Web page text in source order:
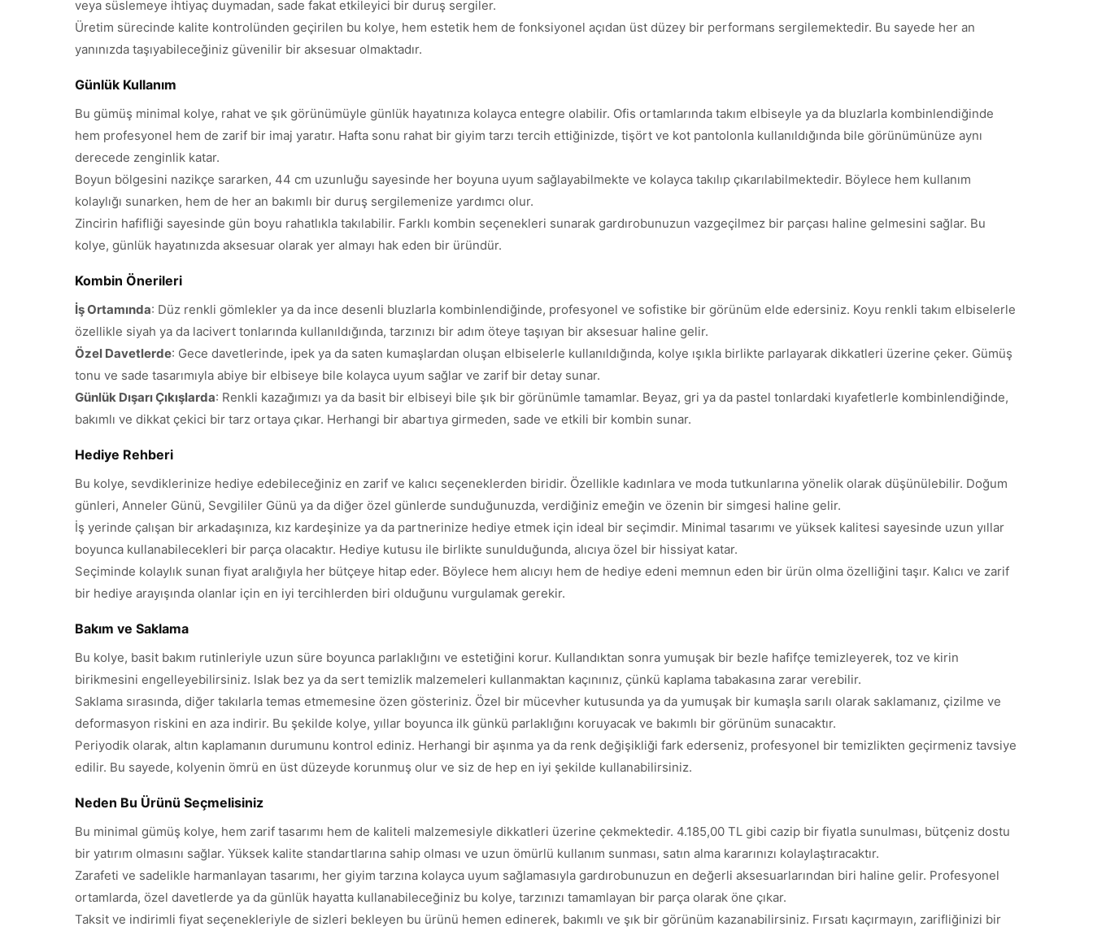
veya süslemeye ihtiyaç duymadan, sade fakat etkileyici bir duruş sergiler.
Üretim sürecinde kalite kontrolünden geçirilen bu kolye, hem estetik hem de fonksiyonel açıdan üst düzey bir performans sergilemektedir. Bu sayede her an
yanınızda taşıyabileceğiniz güvenilir bir aksesuar olmaktadır.
Günlük Kullanım
Bu gümüş minimal kolye, rahat ve şık görünümüyle günlük hayatınıza kolayca entegre olabilir. Ofis ortamlarında takım elbiseyle ya da bluzlarla kombinlendiğinde
hem profesyonel hem de zarif bir imaj yaratır. Hafta sonu rahat bir giyim tarzı tercih ettiğinizde, tişört ve kot pantolonla kullanıldığında bile görünümünüze aynı
derecede zenginlik katar.
Boyun bölgesini nazikçe sararken, 44 cm uzunluğu sayesinde her boyuna uyum sağlayabilmekte ve kolayca takılıp çıkarılabilmektedir. Böylece hem kullanım
kolaylığı sunarken, hem de her an bakımlı bir duruş sergilemenize yardımcı olur.
Zincirin hafifliği sayesinde gün boyu rahatlıkla takılabilir. Farklı kombin seçenekleri sunarak gardırobunuzun vazgeçilmez bir parçası haline gelmesini sağlar. Bu
kolye, günlük hayatınızda aksesuar olarak yer almayı hak eden bir üründür.
Kombin Önerileri
İş Ortamında: Düz renkli gömlekler ya da ince desenli bluzlarla kombinlendiğinde, profesyonel ve sofistike bir görünüm elde edersiniz. Koyu renkli takım elbiselerle
özellikle siyah ya da lacivert tonlarında kullanıldığında, tarzınızı bir adım öteye taşıyan bir aksesuar haline gelir.
Özel Davetlerde: Gece davetlerinde, ipek ya da saten kumaşlardan oluşan elbiselerle kullanıldığında, kolye ışıkla birlikte parlayarak dikkatleri üzerine çeker. Gümüş
tonu ve sade tasarımıyla abiye bir elbiseye bile kolayca uyum sağlar ve zarif bir detay sunar.
Günlük Dışarı Çıkışlarda: Renkli kazağımızı ya da basit bir elbiseyi bile şık bir görünümle tamamlar. Beyaz, gri ya da pastel tonlardaki kıyafetlerle kombinlendiğinde,
bakımlı ve dikkat çekici bir tarz ortaya çıkar. Herhangi bir abartıya girmeden, sade ve etkili bir kombin sunar.
Hediye Rehberi
Bu kolye, sevdiklerinize hediye edebileceğiniz en zarif ve kalıcı seçeneklerden biridir. Özellikle kadınlara ve moda tutkunlarına yönelik olarak düşünülebilir. Doğum
günleri, Anneler Günü, Sevgililer Günü ya da diğer özel günlerde sunduğunuzda, verdiğiniz emeğin ve özenin bir simgesi haline gelir.
İş yerinde çalışan bir arkadaşınıza, kız kardeşinize ya da partnerinize hediye etmek için ideal bir seçimdir. Minimal tasarımı ve yüksek kalitesi sayesinde uzun yıllar
boyunca kullanabilecekleri bir parça olacaktır. Hediye kutusu ile birlikte sunulduğunda, alıcıya özel bir hissiyat katar.
Seçiminde kolaylık sunan fiyat aralığıyla her bütçeye hitap eder. Böylece hem alıcıyı hem de hediye edeni memnun eden bir ürün olma özelliğini taşır. Kalıcı ve zarif
bir hediye arayışında olanlar için en iyi tercihlerden biri olduğunu vurgulamak gerekir.
Bakım ve Saklama
Bu kolye, basit bakım rutinleriyle uzun süre boyunca parlaklığını ve estetiğini korur. Kullandıktan sonra yumuşak bir bezle hafifçe temizleyerek, toz ve kirin
birikmesini engelleyebilirsiniz. Islak bez ya da sert temizlik malzemeleri kullanmaktan kaçınınız, çünkü kaplama tabakasına zarar verebilir.
Saklama sırasında, diğer takılarla temas etmemesine özen gösteriniz. Özel bir mücevher kutusunda ya da yumuşak bir kumaşla sarılı olarak saklamanız, çizilme ve
deformasyon riskini en aza indirir. Bu şekilde kolye, yıllar boyunca ilk günkü parlaklığını koruyacak ve bakımlı bir görünüm sunacaktır.
Periyodik olarak, altın kaplamanın durumunu kontrol ediniz. Herhangi bir aşınma ya da renk değişikliği fark ederseniz, profesyonel bir temizlikten geçirmeniz tavsiye
edilir. Bu sayede, kolyenin ömrü en üst düzeyde korunmuş olur ve siz de hep en iyi şekilde kullanabilirsiniz.
Neden Bu Ürünü Seçmelisiniz
Bu minimal gümüş kolye, hem zarif tasarımı hem de kaliteli malzemesiyle dikkatleri üzerine çekmektedir. 4.185,00 TL gibi cazip bir fiyatla sunulması, bütçeniz dostu
bir yatırım olmasını sağlar. Yüksek kalite standartlarına sahip olması ve uzun ömürlü kullanım sunması, satın alma kararınızı kolaylaştıracaktır.
Zarafeti ve sadelikle harmanlayan tasarımı, her giyim tarzına kolayca uyum sağlamasıyla gardırobunuzun en değerli aksesuarlarından biri haline gelir. Profesyonel
ortamlarda, özel davetlerde ya da günlük hayatta kullanabileceğiniz bu kolye, tarzınızı tamamlayan bir parça olarak öne çıkar.
Taksit ve indirimli fiyat seçenekleriyle de sizleri bekleyen bu ürünü hemen edinerek, bakımlı ve şık bir görünüm kazanabilirsiniz. Fırsatı kaçırmayın, zarifliğinizi bir